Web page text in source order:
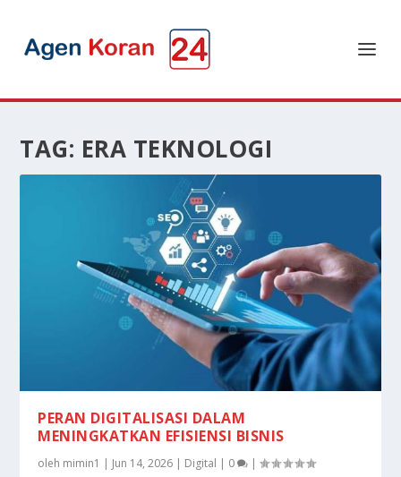
TAG: ERA TEKNOLOGI
PERAN DIGITALISASI DALAM
MENINGKATKAN EFISIENSI BISNIS
oleh mimin1 | Jun 14, 2026 | Digital | 0 |